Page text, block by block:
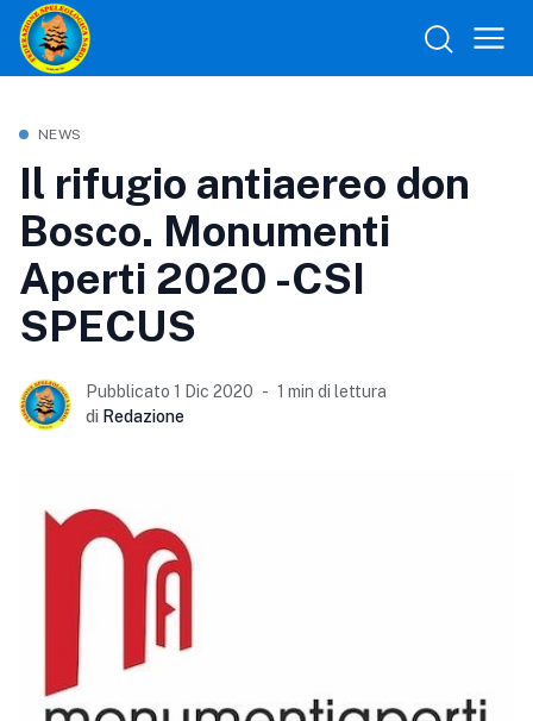
NEWS
Il rifugio antiaereo don
Bosco. Monumenti
Aperti 2020 -CSI
SPECUS
Pubblicato 1 Dic 2020
1 min di lettura
di Redazione